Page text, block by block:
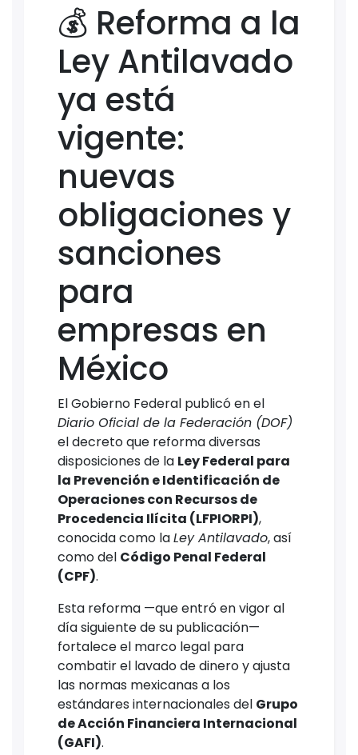
💰 Reforma a la
Ley Antilavado
ya está
vigente:
nuevas
obligaciones y
sanciones
para
empresas en
México
El Gobierno Federal publicó en el
Diario Oficial de la Federación (DOF)
el decreto que reforma diversas
disposiciones de la Ley Federal para
la Prevención e Identificación de
Operaciones con Recursos de
Procedencia Ilícita (LFPIORPI),
conocida como laLey Antilavado, así
como del Código Penal Federal
(CPF).
Esta reforma —que entró en vigor al
día siguiente de su publicación—
fortalece el marco legal para
combatir el lavado de dinero y ajusta
las normas mexicanas a los
estándares internacionales del Grupo
de Acción Financiera Internacional
(GAFI).